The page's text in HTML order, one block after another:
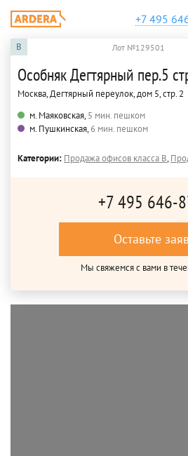
+7 495
B Лот №129501
Особняк Дегтярный пер.5
Москва, Дегтярный переулок, дом 5, стр. 2
м. Маяковская,5 мин. пешком
м. Пушкинская,6 мин. пешком
Категории: Продажа офисов класса B,
+7 495 646-
Оставьте
Мы свяжемся с вами в